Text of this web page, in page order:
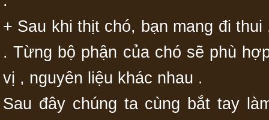
+ Sau khi thịt chó, bạn mang đi
. Từng bộ phận của chó sẽ phù
vị , nguyên liệu khác nhau .
Sau đây chúng ta cùng bắt tay